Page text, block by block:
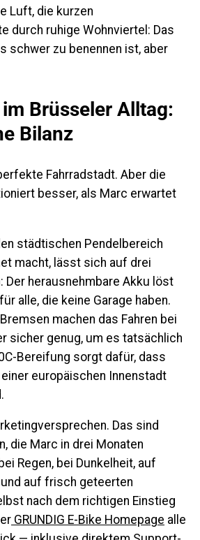
Luft, die kurzen
durch ruhige Wohnviertel: Das
schwer zu benennen ist, aber
im Brüsseler Alltag:
Bilanz
Fahrradstadt. Aber die
besser, als Marc erwartet
städtischen Pendelbereich
macht, lässt sich auf drei
Der herausnehmbare Akku löst
alle, die keine Garage haben.
machen das Fahren bei
sicher genug, um es tatsächlich
Bereifung sorgt dafür, dass
europäischen Innenstadt
Das sind
die Marc in drei Monaten
Regen, bei Dunkelheit, auf
auf frisch geteerten
nach dem richtigen Einstieg
GRUNDIG E-Bike Homepage alle